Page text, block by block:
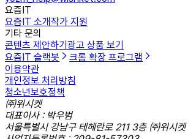
요즘IT
요즘IT 소개작가 지원
기타 문의
콘텐츠 제안하기광고 상품 보기
요즘IT 슬랙봇
크롬 확장 프로그램
이용약관
개인정보 처리방침
청소년보호정책
㈜위시켓
대표이사 : 박우범
서울특별시 강남구 테헤란로 211 3층 ㈜위시켓